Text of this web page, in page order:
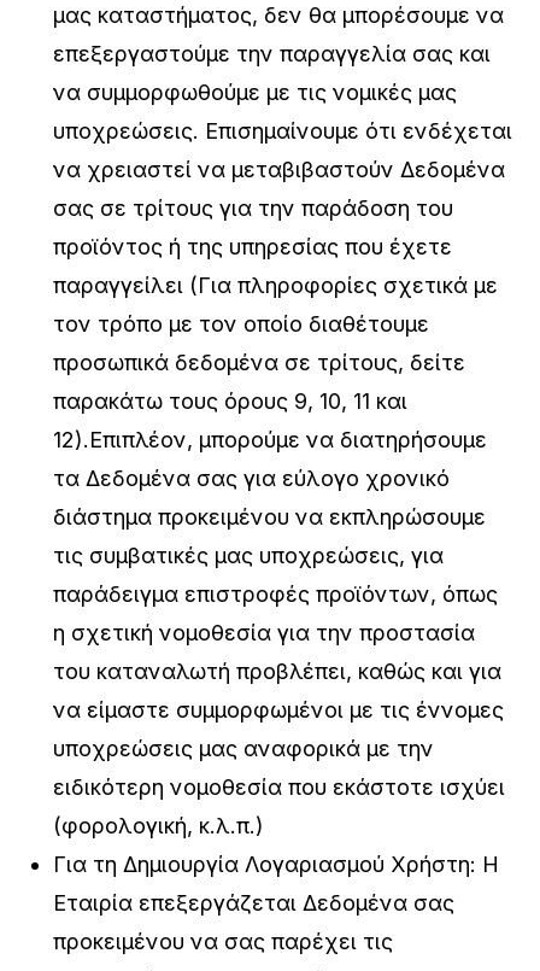
μας καταστήματος, δεν θα μπορέσουμε να
επεξεργαστούμε την παραγγελία σας και
να συμμορφωθούμε με τις νομικές μας
υποχρεώσεις. Επισημαίνουμε ότι ενδέχεται
να χρειαστεί να μεταβιβαστούν Δεδομένα
σας σε τρίτους για την παράδοση του
προϊόντος ή της υπηρεσίας που έχετε
παραγγείλει (Για πληροφορίες σχετικά με
τον τρόπο με τον οποίο διαθέτουμε
προσωπικά δεδομένα σε τρίτους, δείτε
παρακάτω τους όρους 9, 10, 11 και
12).Επιπλέον, μπορούμε να διατηρήσουμε
τα Δεδομένα σας για εύλογο χρονικό
διάστημα προκειμένου να εκπληρώσουμε
τις συμβατικές μας υποχρεώσεις, για
παράδειγμα επιστροφές προϊόντων, όπως
η σχετική νομοθεσία για την προστασία
του καταναλωτή προβλέπει, καθώς και για
να είμαστε συμμορφωμένοι με τις έννομες
υποχρεώσεις μας αναφορικά με την
ειδικότερη νομοθεσία που εκάστοτε ισχύει
(φορολογική, κ.λ.π.)
Για τη Δημιουργία Λογαριασμού Χρήστη: Η
Εταιρία επεξεργάζεται Δεδομένα σας
προκειμένου να σας παρέχει τις